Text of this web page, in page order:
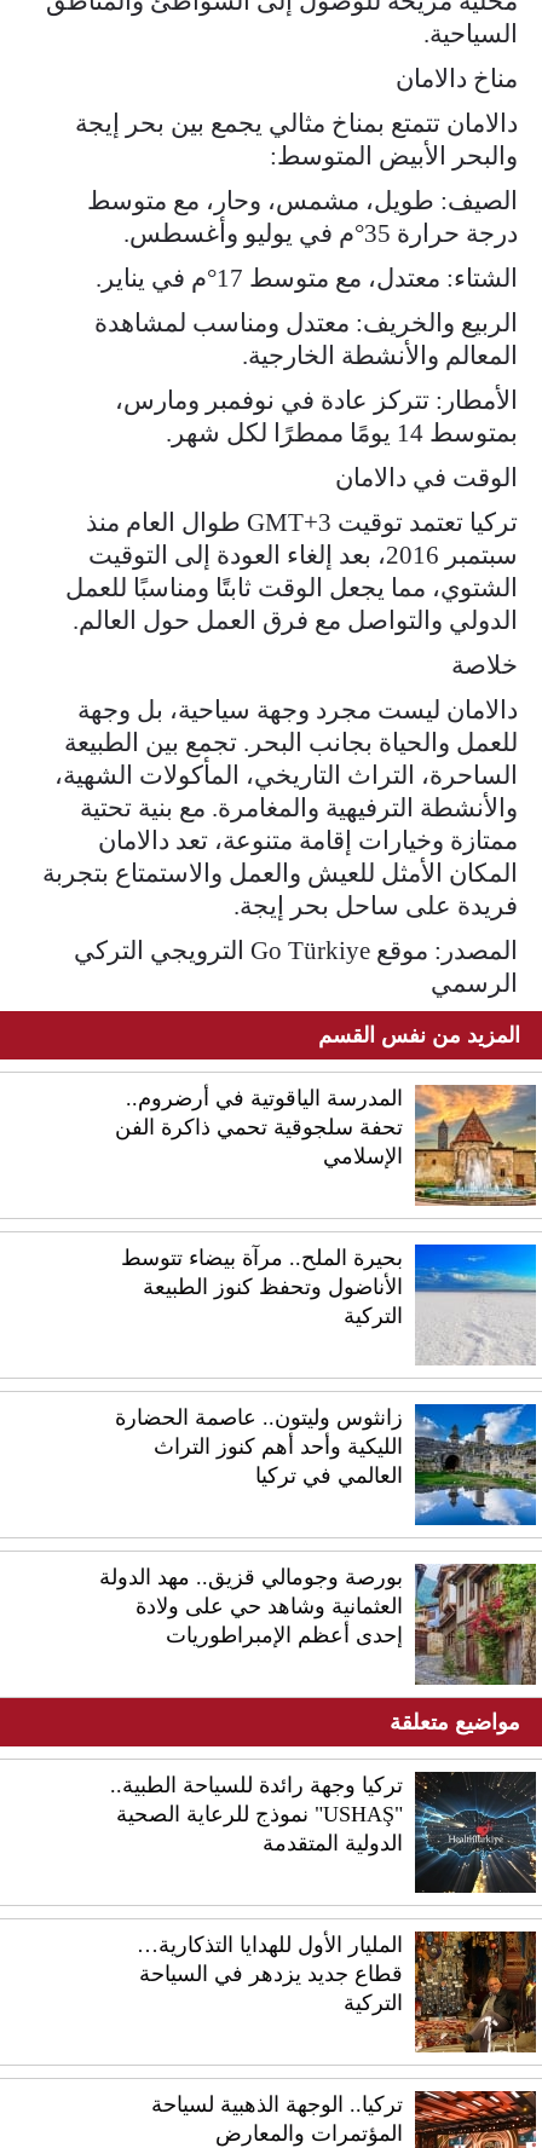
السياحية.
مناخ دالامان
دالامان تتمتع بمناخ مثالي يجمع بين بحر إيجة
والبحر الأبيض المتوسط:
الصيف: طويل، مشمس، وحار، مع متوسط
درجة حرارة 35°م في يوليو وأغسطس.
الشتاء: معتدل، مع متوسط 17°م في يناير.
الربيع والخريف: معتدل ومناسب لمشاهدة
المعالم والأنشطة الخارجية.
الأمطار: تتركز عادة في نوفمبر ومارس،
بمتوسط 14 يومًا ممطرًا لكل شهر.
الوقت في دالامان
تركيا تعتمد توقيت GMT+3 طوال العام منذ
سبتمبر 2016، بعد إلغاء العودة إلى التوقيت
الشتوي، مما يجعل الوقت ثابتًا ومناسبًا للعمل
الدولي والتواصل مع فرق العمل حول العالم.
خلاصة
دالامان ليست مجرد وجهة سياحية، بل وجهة
للعمل والحياة بجانب البحر. تجمع بين الطبيعة
الساحرة، التراث التاريخي، المأكولات الشهية،
والأنشطة الترفيهية والمغامرة. مع بنية تحتية
ممتازة وخيارات إقامة متنوعة، تعد دالامان
المكان الأمثل للعيش والعمل والاستمتاع بتجربة
فريدة على ساحل بحر إيجة.
المصدر: موقع Go Türkiye الترويجي التركي
الرسمي
المزيد من نفس القسم
المدرسة الياقوتية في أرضروم..
تحفة سلجوقية تحمي ذاكرة الفن
الإسلامي
بحيرة الملح.. مرآة بيضاء تتوسط
الأناضول وتحفظ كنوز الطبيعة
التركية
زانثوس وليتون.. عاصمة الحضارة
الليكية وأحد أهم كنوز التراث
العالمي في تركيا
بورصة وجومالي قزيق.. مهد الدولة
العثمانية وشاهد حي على ولادة
إحدى أعظم الإمبراطوريات
مواضيع متعلقة
تركيا وجهة رائدة للسياحة الطبية..
"USHAŞ" نموذج للرعاية الصحية
الدولية المتقدمة
المليار الأول للهدايا التذكارية…
قطاع جديد يزدهر في السياحة
التركية
تركيا.. الوجهة الذهبية لسياحة
المؤتمرات والمعارض